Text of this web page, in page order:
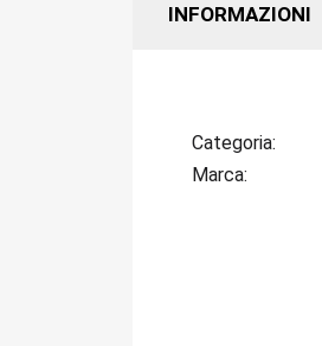
INFORMAZIONI
Categoria
Marca